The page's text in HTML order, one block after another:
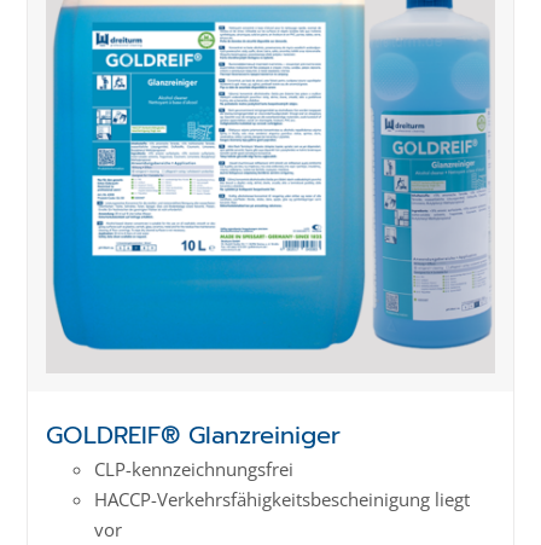
GOLDREIF® Glanzreiniger
CLP-kenn­zeich­­nungs­frei
HACCP-Verkehrs­­fähig­keits­­beschei­nigung liegt
vor